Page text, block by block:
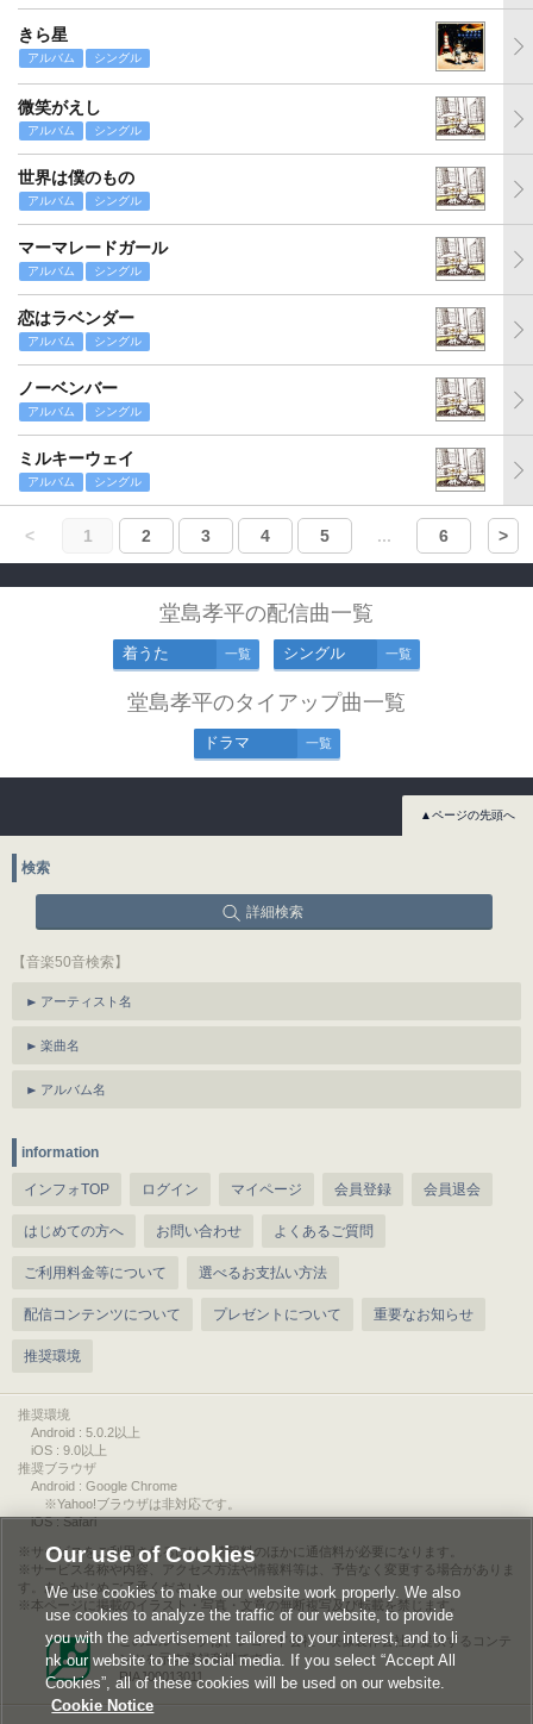
きら星
アルバム シングル
微笑がえし
アルバム シングル
世界は僕のもの
アルバム シングル
マーマレードガール
アルバム シングル
恋はラベンダー
アルバム シングル
ノーベンバー
アルバム シングル
ミルキーウェイ
アルバム シングル
< 1 2 3 4 5 ... 6 >
堂島孝平の配信曲一覧
着うた 一覧 シングル 一覧
堂島孝平のタイアップ曲一覧
ドラマ 一覧
▲ページの先頭へ
検索
詳細検索
【音楽50音検索】
アーティスト名
楽曲名
アルバム名
information
インフォTOP ログイン マイページ 会員登録 会員退会
はじめての方へ お問い合わせ よくあるご質問
ご利用料金等について 選べるお支払い方法
配信コンテンツについて プレゼントについて 重要なお知らせ
推奨環境
推奨環境
Android : 5.0.2以上
iOS : 9.0以上
推奨ブラウザ
Android : Google Chrome
※Yahoo!ブラウザは非対応です。
iOS : Safari
サービスをご利用されるには、情報料のほかに通信料が必要になります。
サービス名称や内容、アクセス方法や情報料等は、予告なく変更する場合がありま
す。あらかじめご了承ください。
本ページに掲載のイラスト・写真・文章の無断複写及び転載を禁じます。
このエルマークは、レコード会社・映像製作会社が提供するコンテ
ンツを示す登録商標です。
RIAJ00013011
Our use of Cookies
We use cookies to make our website work properly. We also
use cookies to analyze the traffic of our website, to provide
you with the advertisement tailored to your interest, and to li
nk our website to the social media. If you select “Accept All
Cookies”, all of these cookies will be used on our website.
Cookie Notice